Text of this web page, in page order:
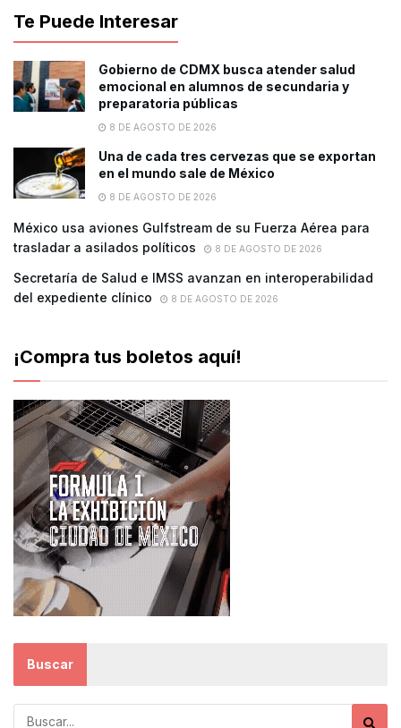
Te Puede Interesar
Gobierno de CDMX busca atender salud
emocional en alumnos de secundaria y
preparatoria públicas
8 DE AGOSTO DE 2026
Una de cada tres cervezas que se exportan
en el mundo sale de México
8 DE AGOSTO DE 2026
México usa aviones Gulfstream de su Fuerza Aérea para
trasladar a asilados políticos
8 DE AGOSTO DE 2026
Secretaría de Salud e IMSS avanzan en interoperabilidad
del expediente clínico
8 DE AGOSTO DE 2026
¡Compra tus boletos aquí!
Buscar